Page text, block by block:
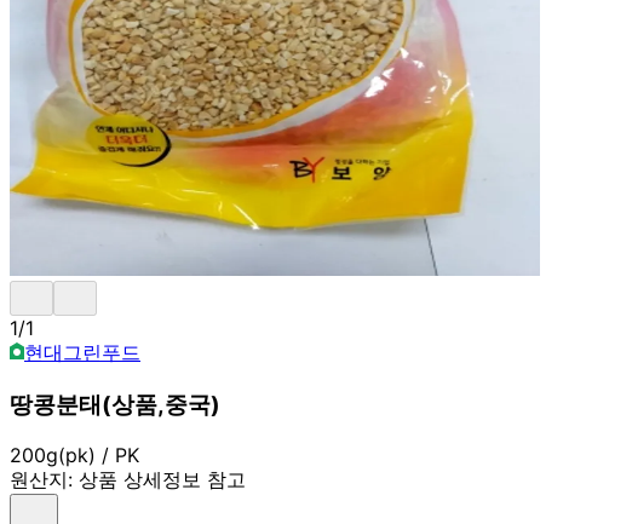
1/1
현대그린푸드
땅콩분태(상품,중국)
200g(pk) / PK
원산지: 상품 상세정보 참고